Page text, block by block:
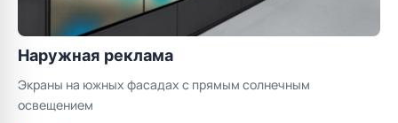
Торговые центры
Медиафасады ТЦ в южных регионах